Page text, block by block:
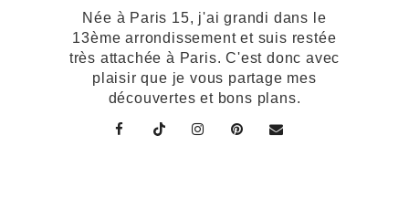
Née à Paris 15, j'ai grandi dans le
13ème arrondissement et suis restée
très attachée à Paris. C'est donc avec
plaisir que je vous partage mes
découvertes et bons plans.